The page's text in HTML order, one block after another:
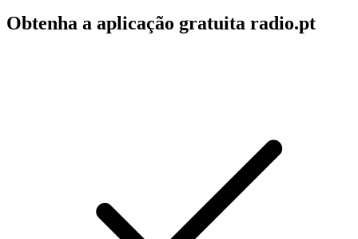
Obtenha a aplicação gratuita radio.pt